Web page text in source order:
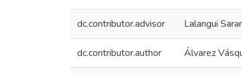
dc.contributor.advisor Lalangui
dc.contributor.author Álvarez